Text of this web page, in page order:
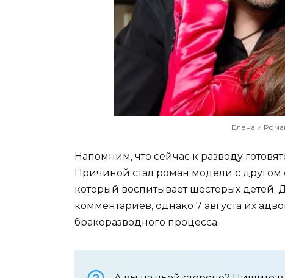
Елена и
Напомним, что сейчас к разводу
Причиной стал роман модели с
который воспитывает шестерых детей.
комментариев, однако 7 августа их
бракоразводного процесса.